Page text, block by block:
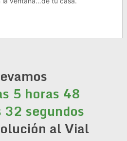
5 horas 48
segundos
al Vial